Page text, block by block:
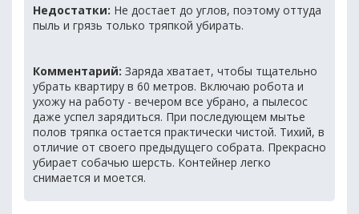
Недостатки: Не достает до углов, поэтому оттуда
пыль и грязь только тряпкой убирать.
Комментарий: Заряда хватает, чтобы тщательно
убрать квартиру в 60 метров. Включаю робота и
ухожу на работу - вечером все убрано, а пылесос
даже успел зарядиться. При последующем мытье
полов тряпка остается практически чистой. Тихий, в
отличие от своего предыдущего собрата. Прекрасно
убирает собачью шерсть. Контейнер легко
снимается и моется.